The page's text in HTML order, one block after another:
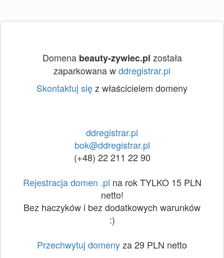
Domena beauty-zywiec.pl została
zaparkowana wddregistrar.pl
Skontaktuj sięz właścicielem domeny
ddregistrar.pl
bok@ddregistrar.pl
(+48) 22 211 22 90
Rejestracja domen .pl na rok TYLKO 15 PLN
netto!
Bez haczyków i bez dodatkowych warunków
:)
Przechwytuj domenyza 29 PLN netto